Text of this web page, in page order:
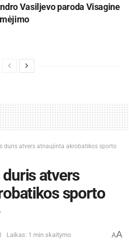
Vasiljevo paroda Visagine
duris atvers atnaujinta akrobatikos sporto
atvers
sporto
Laikas: 1 min skaitymo AA